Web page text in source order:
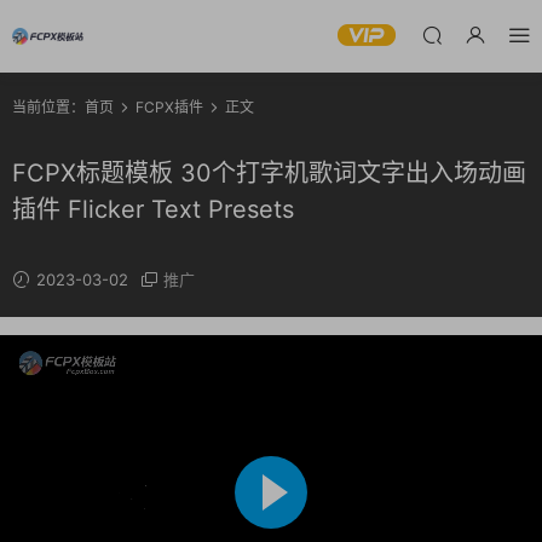
当前位置： 首页 FCPX插件 正文
FCPX标题模板 30个打字机歌词文字出入场动画
插件 Flicker Text Presets
2023-03-02 推广